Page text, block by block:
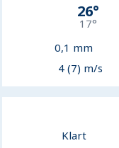
26°
17°
0,1 mm
4 (7) m/s
Klart